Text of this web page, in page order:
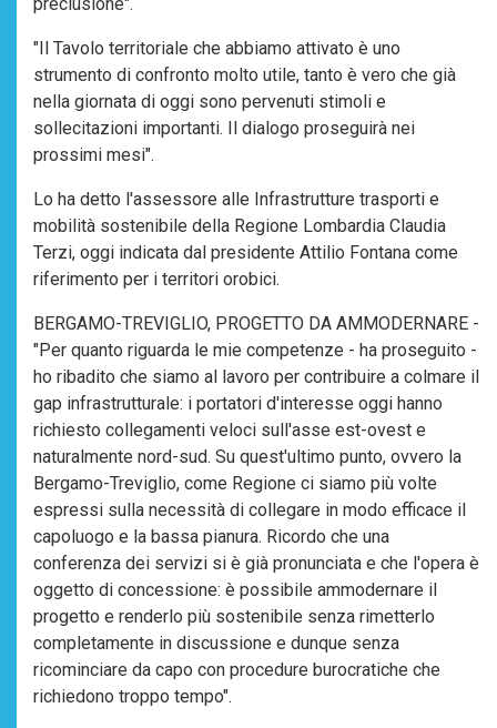
"Il Tavolo territoriale che abbiamo attivato è uno
strumento di confronto molto utile, tanto è vero che già
nella giornata di oggi sono pervenuti stimoli e
sollecitazioni importanti. Il dialogo proseguirà nei
prossimi mesi".
Lo ha detto l'assessore alle Infrastrutture trasporti e
mobilità sostenibile della Regione Lombardia Claudia
Terzi, oggi indicata dal presidente Attilio Fontana come
riferimento per i territori orobici.
BERGAMO-TREVIGLIO, PROGETTO DA AMMODERNARE -
"Per quanto riguarda le mie competenze - ha proseguito -
ho ribadito che siamo al lavoro per contribuire a colmare il
gap infrastrutturale: i portatori d'interesse oggi hanno
richiesto collegamenti veloci sull'asse est-ovest e
naturalmente nord-sud. Su quest'ultimo punto, ovvero la
Bergamo-Treviglio, come Regione ci siamo più volte
espressi sulla necessità di collegare in modo efficace il
capoluogo e la bassa pianura. Ricordo che una
conferenza dei servizi si è già pronunciata e che l'opera è
oggetto di concessione: è possibile ammodernare il
progetto e renderlo più sostenibile senza rimetterlo
completamente in discussione e dunque senza
ricominciare da capo con procedure burocratiche che
richiedono troppo tempo".